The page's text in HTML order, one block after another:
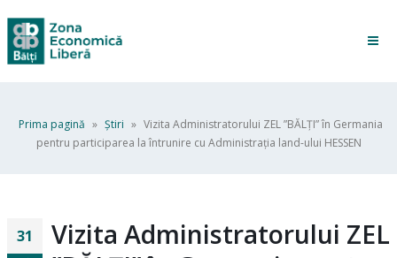
Prima pagină » Ştiri » Vizita Administratorului ZEL ”BĂLȚI” în Germania
pentru participarea la întrunire cu Administrația land-ului HESSEN
31
Vizita Administratorului ZEL